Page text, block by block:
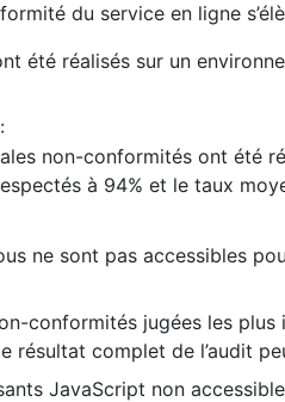
du service en ligne
été réalisés sur un
non-conformités ont été
à 94% et le taux
ne sont pas accessibles
conformités jugées les
résultat complet de l’audit
JavaScript non